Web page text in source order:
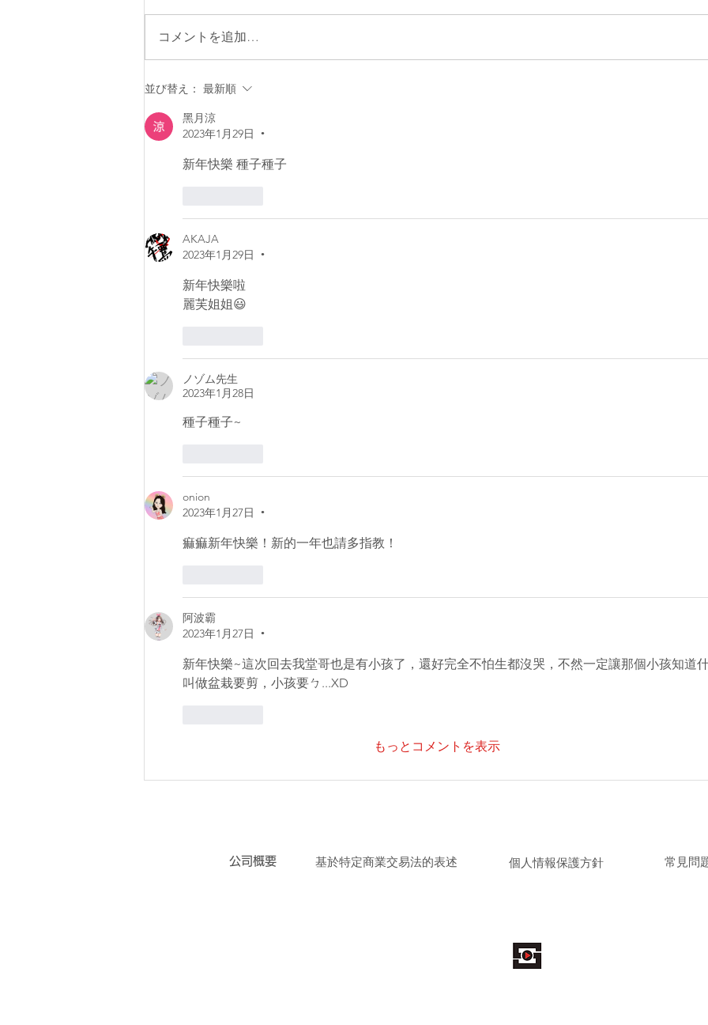
コメントを追加…
並び替え： 最新順
黑月涼
2023年1月29日
•
新年快樂 種子種子
AKAJA
2023年1月29日
•
新年快樂啦
麗芙姐姐😃
ノゾム先生
2023年1月28日
種子種子~
onion
2023年1月27日
•
痲痲新年快樂！新的一年也請多指教！
阿波霸
2023年1月27日
•
新年快樂~這次回去我堂哥也是有小孩了，還好完全不怕生都沒哭，不然一定讓那個小孩知道
叫做盆栽要剪，小孩要ㄅ...XD
もっとコメントを表示
​公司概要 ​基於特定商業交易法的表述 個人情報保護方針 常見問